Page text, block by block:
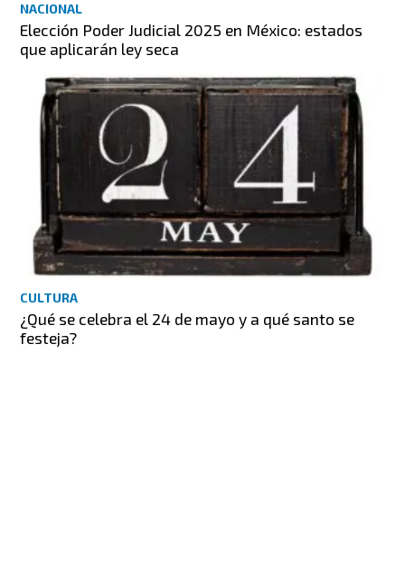
NACIONAL
Elección Poder Judicial 2025 en México: estados
que aplicarán ley seca
CULTURA
¿Qué se celebra el 24 de mayo y a qué santo se
festeja?